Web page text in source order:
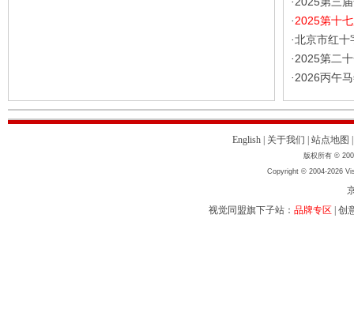
· 2025第十
·北京市红
· 2025第二
· 2026丙午
English 关于我们 站点地图
版权所有 ©
Copyright © 2004-2026
视觉同盟旗下子站： 品牌专区 创